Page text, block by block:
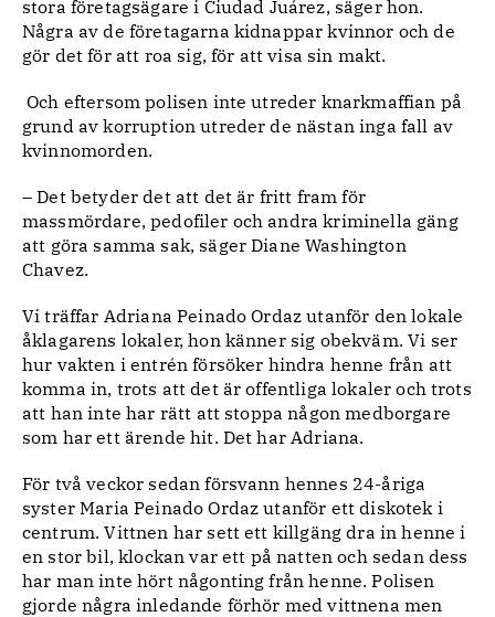
stora företagsägare i Ciudad Juárez, säger hon.
Några av de företagarna kidnappar kvinnor och de
gör det för att roa sig, för att visa sin makt.
Och eftersom polisen inte utreder knarkmaffian på
grund av korruption utreder de nästan inga fall av
kvinnomorden.
– Det betyder det att det är fritt fram för
massmördare, pedofiler och andra kriminella gäng
att göra samma sak, säger Diane Washington
Chavez.
Vi träffar Adriana Peinado Ordaz utanför den lokale
åklagarens lokaler, hon känner sig obekväm. Vi ser
hur vakten i entrén försöker hindra henne från att
komma in, trots att det är offentliga lokaler och trots
att han inte har rätt att stoppa någon medborgare
som har ett ärende hit. Det har Adriana.
För två veckor sedan försvann hennes 24-åriga
syster Maria Peinado Ordaz utanför ett diskotek i
centrum. Vittnen har sett ett killgäng dra in henne i
en stor bil, klockan var ett på natten och sedan dess
har man inte hört någonting från henne. Polisen
gjorde några inledande förhör med vittnena men